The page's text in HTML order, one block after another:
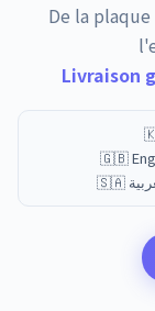
De la
Livraison
🇬🇧